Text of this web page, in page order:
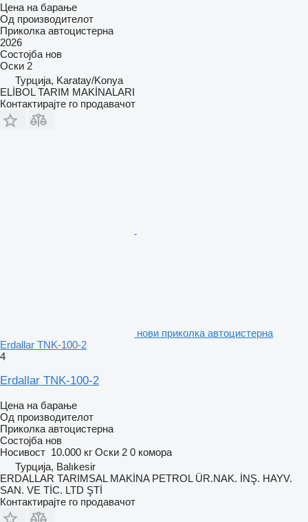
Цена на барање
Од производителот
Приколка автоцистерна
2026
Состојба нов
Оски 2
Турција, Karatay/Konya
ELİBOL TARIM MAKİNALARI
Контактирајте го продавачот
нови приколка автоцистерна
Erdallar TNK-100-2
4
Erdallar TNK-100-2
Цена на барање
Од производителот
Приколка автоцистерна
Состојба нов
Носивост 10.000 кг Оски 2 0 комора
Турција, Balıkesir
ERDALLAR TARIMSAL MAKİNA PETROL ÜR.NAK. İNŞ. HAYV.
SAN. VE TİC. LTD ŞTİ
Контактирајте го продавачот